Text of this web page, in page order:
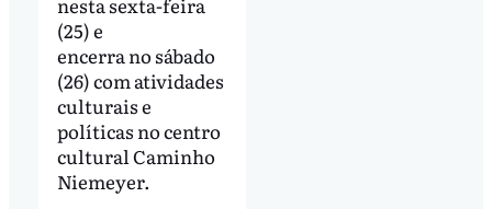
(25) e
encerra no sábado
(26) com atividades
culturais e
políticas no centro
cultural Caminho
Niemeyer.